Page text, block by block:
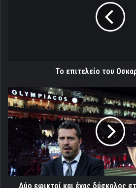
Το επιτελείο του
Δύο
εφικτοί
και
δύσκολος
στόχος
για
τον
Όσκαρ
Γκαρθία
Δύο εφικτοί και ένας δύσκολος